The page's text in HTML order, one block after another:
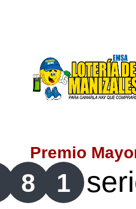
Premio
8 1